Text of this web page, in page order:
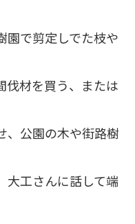
園で剪定しでた枝や
伐材を買う、または
、公園の木や街路樹
大工さんに話して端